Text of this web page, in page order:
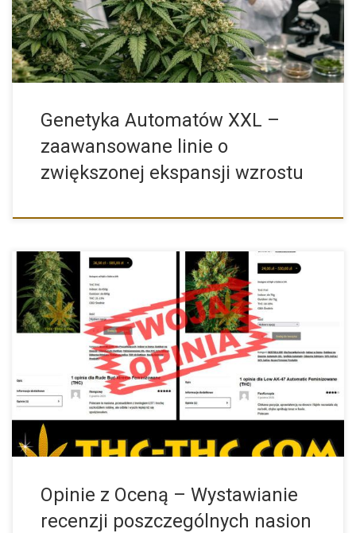
Genetyka Automatów XXL –
zaawansowane linie o
zwiększonej ekspansji wzrostu
Nowa funkcja w sklepie THC-THC Rynek nasion marihuany
rozwija się […]
Opinie z Oceną – Wystawianie
recenzji poszczególnych nasion